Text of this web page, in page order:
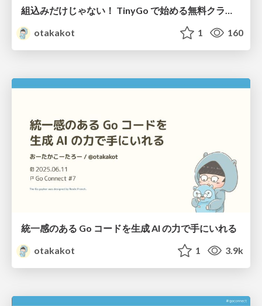
組込みだけじゃない！ TinyGo で始める無料クラウド開発入門
otakakot
1 160
統一感のある Go コードを生成 AI の力で手にいれる
otakakot
1 3.9k